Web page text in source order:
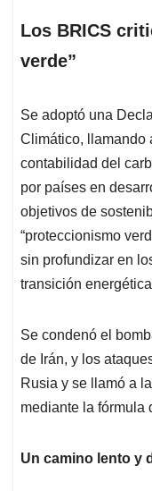
Los BRICS
verde”
Se adoptó una
Climático, llamando
contabilidad del
por países en
objetivos de
“proteccionismo
sin profundizar en
transición
Se condenó el
de Irán, y los
Rusia y se llamó a
mediante la fórmula
Un camino lento y